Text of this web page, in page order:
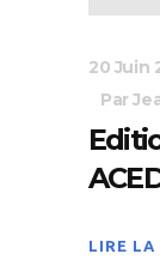
20 Juin
Par
LIRE LA